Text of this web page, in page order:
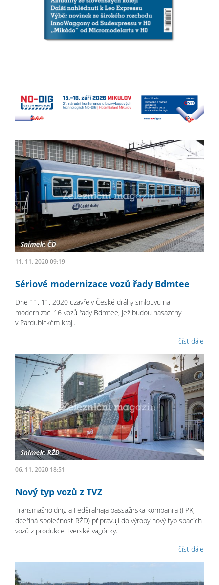
11. 11. 2020 09:19
Sériové modernizace vozů řady Bdmtee
Dne 11. 11. 2020 uzavřely České dráhy smlouvu na
modernizaci 16 vozů řady Bdmtee, jež budou nasazeny
v Pardubickém kraji.
číst dále
06. 11. 2020 18:51
Nový typ vozů z TVZ
Transmašholding a Feděralnaja passažirska kompanija (FPK,
dceřiná společnost RŽD) připravují do výroby nový typ spacích
vozů z produkce Tverské vagónky.
číst dále